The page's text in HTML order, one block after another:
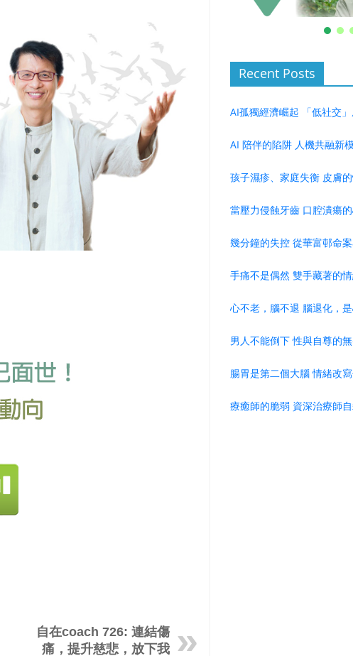
自在coach 726: 連結傷
痛，提升慈悲，放下我
Recent Posts
AI孤獨經濟崛起 「低社交
AI 陪伴的陷阱 人機共融新
孩子濕疹、家庭失衡 皮膚
當壓力侵蝕牙齒 口
幾分鐘的失控 從華富邨命
手痛不是偶然 雙手藏著的
心不老，腦不退 腦
男人不能倒下 性與自尊的
腸胃是第二個大腦 情緒改
療癒師的脆弱 資深治療師